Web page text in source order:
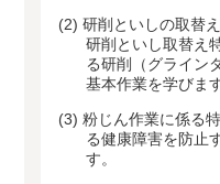
(2)研削といしの取替
研削といし取替え
る研削（グライン
基本作業を学びます
(3)粉じん作業に係る
る健康障害を防止
す。